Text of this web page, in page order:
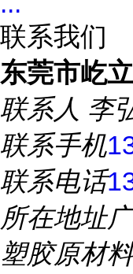
联系我们
东莞市屹
联系人 李
联系手机
联系电话
所在地址
塑胶原材